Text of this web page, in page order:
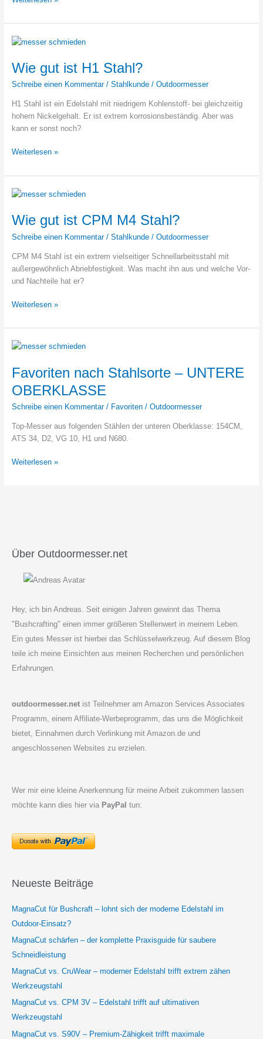
Bester
Stahl
Messer?
Wie gut ist H1 Stahl?
Schreibe einen Kommentar / Stahlkunde/ Outdoormesser
H1 Stahl ist ein Edelstahl mit niedrigem Kohlenstoff- bei gleichzeitig
hohem Nickelgehalt. Er ist extrem korrosionsbeständig. Aber was
kann er sonst noch?
Wie
ist
H1
Weiterlesen »
Wie gut ist CPM M4 Stahl?
Schreibe einen Kommentar / Stahlkunde/ Outdoormesser
CPM M4 Stahl ist ein extrem vielseitiger Schnellarbeitsstahl mit
außergewöhnlich Abriebfestigkeit. Was macht ihn aus und welche Vor-
und Nachteile hat er?
Wie
ist
CPM
Weiterlesen »
Favoriten nach Stahlsorte – UNTERE
OBERKLASSE
Schreibe einen Kommentar / Favoriten/ Outdoormesser
Top-Messer aus folgenden Stählen der unteren Oberklasse: 154CM,
ATS 34, D2, VG 10, H1 und N680.
Favoriten
Weiterlesen »
Über Outdoormesser.net
Hey, ich bin Andreas. Seit einigen Jahren gewinnt das Thema
"Bushcrafting" einen immer größeren Stellenwert in meinem Leben.
Ein gutes Messer ist hierbei das Schlüsselwerkzeug. Auf diesem Blog
teile ich meine Einsichten aus meinen Recherchen und persönlichen
Erfahrungen.
outdoormesser.netist Teilnehmer am Amazon Services Associates
Programm, einem Affiliate-Werbeprogramm, das uns die Möglichkeit
bietet, Einnahmen durch Verlinkung mit Amazon.de und
angeschlossenen Websites zu erzielen.
Wer mir eine kleine Anerkennung für meine Arbeit zukommen lassen
möchte kann dies hier via PayPal tun:
Neueste Beiträge
MagnaCut für Bushcraft – lohnt sich der moderne Edelstahl im
Outdoor-Einsatz?
MagnaCut schärfen – der komplette Praxisguide für saubere
Schneidleistung
MagnaCut vs. CruWear – moderner Edelstahl trifft extrem zähen
Werkzeugstahl
MagnaCut vs. CPM 3V – Edelstahl trifft auf ultimativen
Werkzeugstahl
MagnaCut vs. S90V – Premium-Zähigkeit trifft maximale